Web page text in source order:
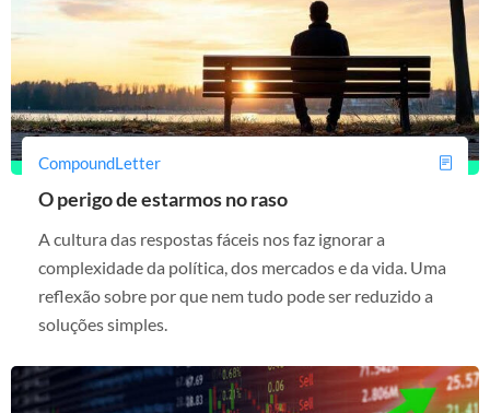
CompoundLetter
O perigo de estarmos no raso
A cultura das respostas fáceis nos faz ignorar a
complexidade da política, dos mercados e da vida. Uma
reflexão sobre por que nem tudo pode ser reduzido a
soluções simples.